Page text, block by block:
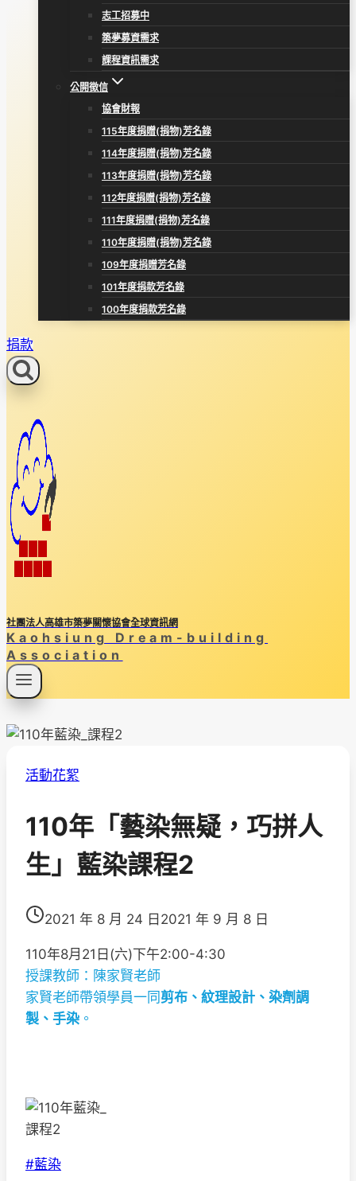
志工招募中
築夢募資需求
課程資訊需求
公開徵信
協會財報
115年度捐贈(捐物)芳名錄
114年度捐贈(捐物)芳名錄
113年度捐贈(捐物)芳名錄
112年度捐贈(捐物)芳名錄
111年度捐贈(捐物)芳名錄
110年度捐贈(捐物)芳名錄
109年度捐贈芳名錄
101年度捐款芳名錄
100年度捐款芳名錄
捐款
社團法人高雄市築夢關懷協會全球資訊網
Kaohsiung Dream-building
Association
活動花絮
110年「藝染無疑，巧拼人
生」藍染課程2
2021 年 8 月 24 日 2021 年 9 月 8 日
110年8月21日(六)下午2:00-4:30
授課教師：陳家賢老師
家賢老師帶領學員一同 剪布、紋理設計、染劑調
製、手染 。
Post
#藍染